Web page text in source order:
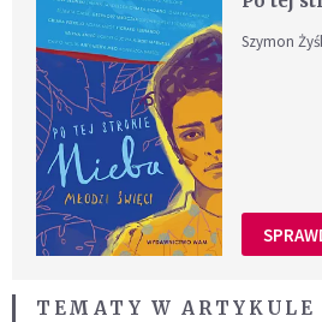
Szymon
TEMATY W ARTYKULE